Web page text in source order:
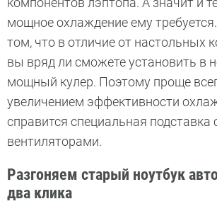
мощное охлаждение ему
том, что в отличие от настольных
вы вряд ли сможете установить в
мощный кулер. Поэтому проще
увеличением эффективности
справится специальная
вентиляторами.
Разгоняем старый ноутбук
два клика